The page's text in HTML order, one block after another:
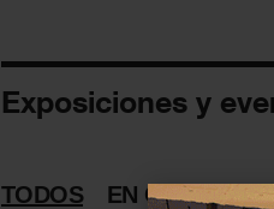
Exposiciones y
TODOS EN CURSO